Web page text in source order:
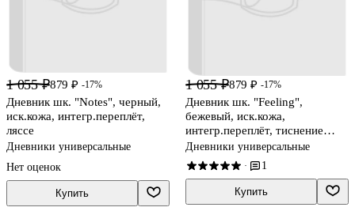
1 055 ₽879 ₽ -17%
Дневник шк. "Notes", черный,
иск.кожа, интегр.переплёт,
ляссе
Дневники универсальные
Нет оценок
Купить
1 055 ₽879 ₽ -17%
Дневник шк. "Feeling",
бежевый, иск.кожа,
интегр.переплёт, тиснение
золотой фольгой, ляссе
Дневники универсальные
· 1
Купить